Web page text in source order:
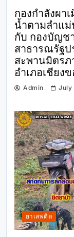
กองกำลังผา
น้ำตามลำแม่
กับ กองบัญช
สาธารณรัฐ
สะพานมิตรภ
อำเภอเชียง
Admin July
ยาเสพติด